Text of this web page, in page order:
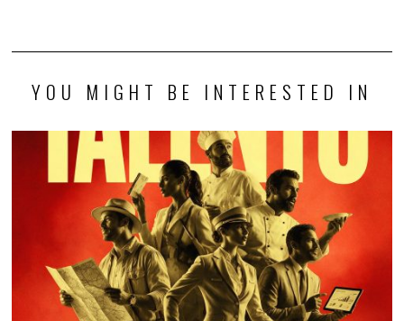
YOU MIGHT BE INTERESTED IN